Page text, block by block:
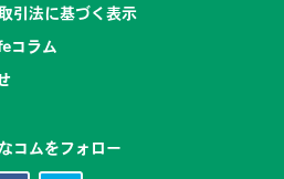
引法に基づく表示
コラム
コムをフォロー